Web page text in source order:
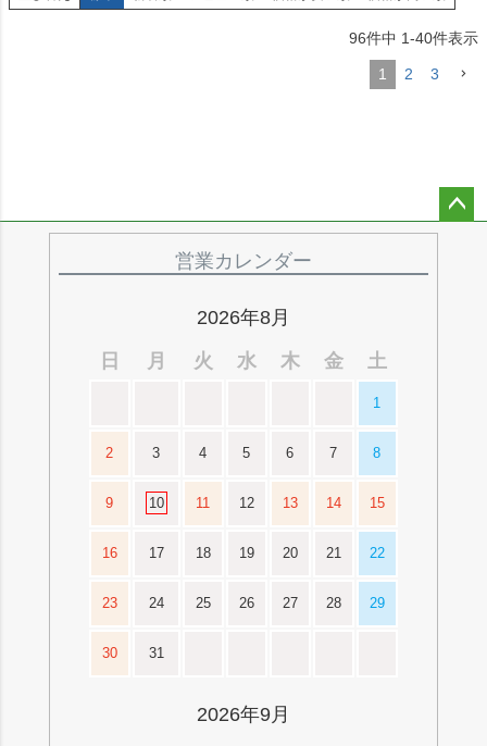
96件中 1-40件表示
1 2 3
営業カレンダー
2026年8月
日
月 火 水 木 金 土
1
2 3 4 5 6 7 8
9 10 11 12 13 14 15
16 17 18 19 20 21 22
23 24 25 26 27 28 29
30 31
2026年9月